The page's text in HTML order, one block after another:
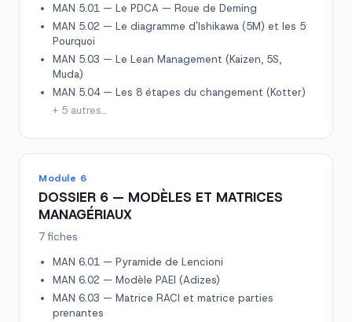
MAN 5.01 — Le PDCA — Roue de Deming
MAN 5.02 — Le diagramme d'Ishikawa (5M) et les 5
Pourquoi
MAN 5.03 — Le Lean Management (Kaizen, 5S,
Muda)
MAN 5.04 — Les 8 étapes du changement (Kotter)
+ 5 autres…
Module 6
DOSSIER 6 — MODÈLES ET MATRICES
MANAGÉRIAUX
7 fiches
MAN 6.01 — Pyramide de Lencioni
MAN 6.02 — Modèle PAEI (Adizes)
MAN 6.03 — Matrice RACI et matrice parties
prenantes